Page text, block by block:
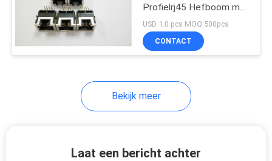
90 graad rj45
16
Profielrj45 Hefboom met
Beschermde en HF-
Productie in
USD 1.0 pcs MOQ:500pcs
CONTACT
Bekijk meer
Laat een bericht achter